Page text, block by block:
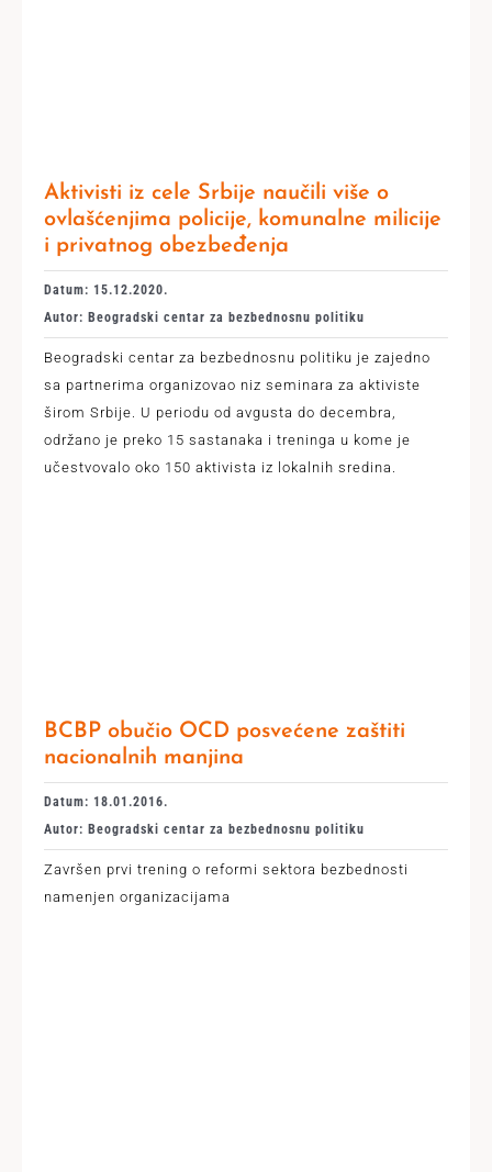
Aktivisti iz cele Srbije naučili više o
ovlašćenjima policije, komunalne milicije
i privatnog obezbeđenja
Datum: 15.12.2020.
Autor: Beogradski centar za bezbednosnu politiku
Beogradski centar za bezbednosnu politiku je zajedno
sa partnerima organizovao niz seminara za aktiviste
širom Srbije. U periodu od avgusta do decembra,
održano je preko 15 sastanaka i treninga u kome je
učestvovalo oko 150 aktivista iz lokalnih sredina.
BCBP obučio OCD posvećene zaštiti
nacionalnih manjina
Datum: 18.01.2016.
Autor: Beogradski centar za bezbednosnu politiku
Završen prvi trening o reformi sektora bezbednosti
namenjen organizacijama